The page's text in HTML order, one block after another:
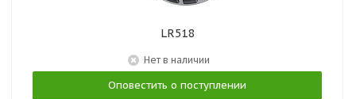
LR518
Нет в наличии
Оповестить о поступлении